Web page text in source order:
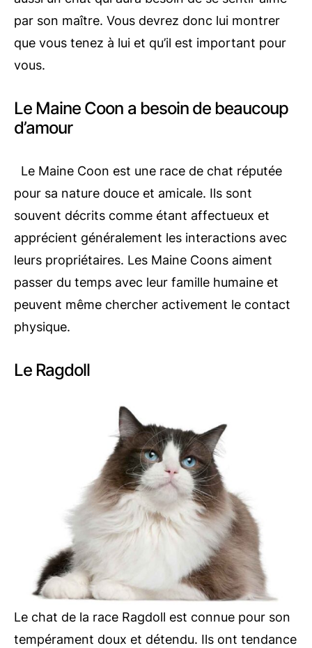
par son maître. Vous devrez donc lui montrer
que vous tenez à lui et qu’il est important pour
vous.
Le Maine Coon a besoin de beaucoup
d’amour
Le Maine Coon est une race de chat réputée
pour sa nature douce et amicale. Ils sont
souvent décrits comme étant affectueux et
apprécient généralement les interactions avec
leurs propriétaires. Les Maine Coons aiment
passer du temps avec leur famille humaine et
peuvent même chercher activement le contact
physique.
Le Ragdoll
Le chat de la race Ragdoll est connue pour son
tempérament doux et détendu. Ils ont tendance